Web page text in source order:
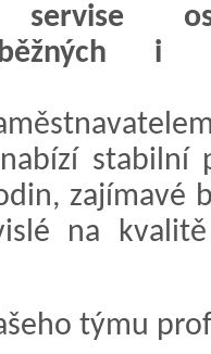
i
stabilní
zajímavé
na
týmu